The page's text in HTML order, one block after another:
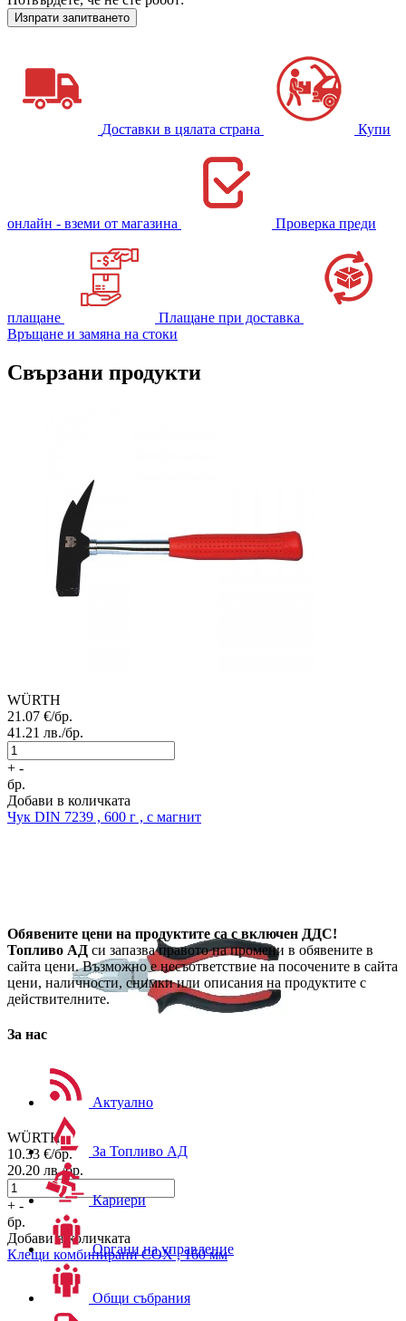
Доставки в цялата страна Купи
онлайн - вземи от магазина Проверка преди
плащане
Плащане при доставка
Връщане и замяна на стоки
Свързани продукти
WÜRTH
21.07 €/бр.
41.21 лв./бр.
+ -
бр.
Добави в количката
Чук DIN 7239 , 600 г , с магнит
WÜRTH
10.33 €/бр.
20.20 лв./бр.
+ -
бр.
Добави в количката
Клещи комбинирани COX , 160 мм
Обявените цени на продуктите са с включен ДДС!
Топливо АД си запазва правото на промени в обявените в
сайта цени. Възможно е несъответствие на посочените в сайта
цени, наличности, снимки или описания на продуктите с
действителните.
За нас
Актуално
За Топливо АД
Кариери
Органи на управление
Общи събрания